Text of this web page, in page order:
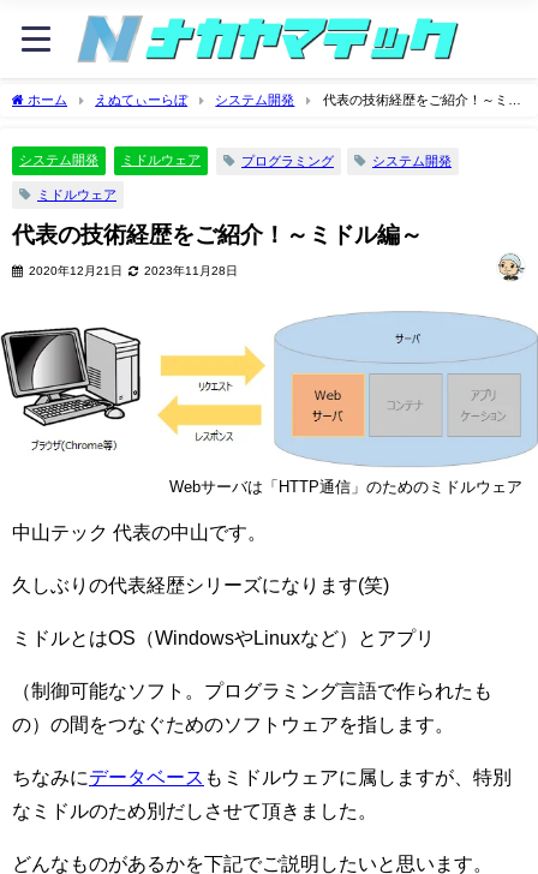
ホーム えぬてぃーらぼ システム開発
代表の技術経歴をご紹介！～ミド
システム開発 ミドルウェア プログラミング システム開発
ミドルウェア
代表の技術経歴をご紹介！～ミドル編～
2020年12月21日 2023年11月28日
Webサーバは「HTTP通信」のためのミドルウェア
中山テック 代表の中山です。
久しぶりの代表経歴シリーズになります(笑)
ミドルとはOS（WindowsやLinuxなど）とアプリ
（制御可能なソフト。プログラミング言語で作られたも
の）の間をつなぐためのソフトウェアを指します。
ちなみにデータベース もミドルウェアに属しますが、特別
なミドルのため別だしさせて頂きました。
どんなものがあるかを下記でご説明したいと思います。